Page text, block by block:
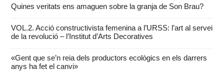
Quines veritats ens amaguen sobre la granja de Son Brau?
VOL.2. Acció constructivista femenina a l’URSS: l’art al servei
de la revolució – l’Institut d’Arts Decoratives
«Gent que se’n reia dels productors ecològics en els darrers
anys ha fet el canvi»